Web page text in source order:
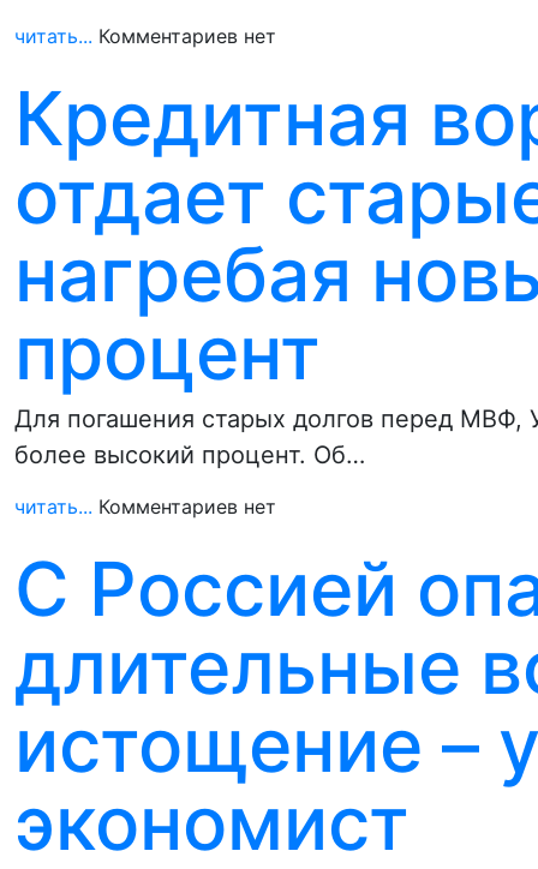
читать... Комментариев нет
Кредитная
отдает
нагребая
процент
Для погашения старых долгов перед МВФ,
более высокий процент. Об…
читать... Комментариев нет
С Россией
длительные
истощение –
экономист